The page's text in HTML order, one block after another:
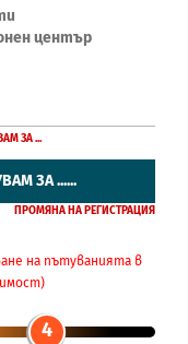
център
ЗА ...
ЗА ......
ПРОМЯНА НА РЕГИСТРАЦИЯ
на пътуванията в
4